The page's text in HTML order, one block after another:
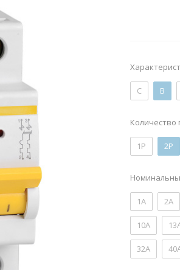
C B
Количество
1P 2P
1А 2А
10А
32А